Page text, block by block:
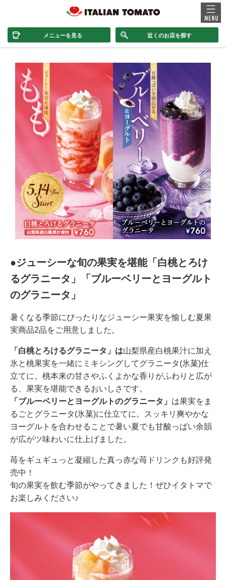
メニューを見る 近くのお店を探す
●ジューシーな旬の果実を堪能「白桃とろけ
るグラニータ」「ブルーベリーとヨーグルト
のグラニータ」
暑くなる季節にぴったりなジューシー果実を愉しむ夏果
実商品2品をご用意しました。
「白桃とろけるグラニータ」は山梨県産白桃果汁に加え
氷と桃果実を一緒にミキシングしてグラニータ(氷菓)仕
立てに。桃本来の甘さやふくよかな香りがふわりと広が
る、果実を堪能できるおいしさです。
「ブルーベリーとヨーグルトのグラニータ」 は果実をま
るごとグラニータ(氷菓)に仕立てに。スッキリ爽やかな
ヨーグルトを合わせることで暑い夏でも甘酸っぱい余韻
が広がツ味わいに仕上げました。
苺をギュギュっと凝縮した真っ赤な苺ドリンクも好評発
売中！
旬の果実を飲む季節がやってきました！ぜひイタトマで
お楽しみください♪